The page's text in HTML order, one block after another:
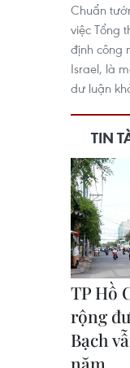
Chuẩn
việc Tổng
định công
Israel, là
dư luận